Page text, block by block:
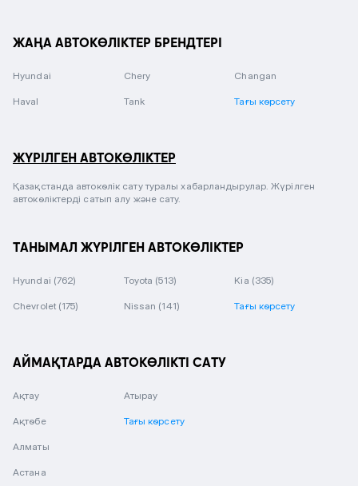
ЖАҢА АВТОКӨЛІКТЕР БРЕНДТЕРІ
Hyundai Chery Changan
Haval Tank Тағы көрсету
ЖҮРІЛГЕН АВТОКӨЛІКТЕР
Қазақстанда автокөлік сату туралы хабарландырулар. Жүрілген
автокөліктерді сатып алу және сату.
ТАНЫМАЛ ЖҮРІЛГЕН АВТОКӨЛІКТЕР
Hyundai (762) Toyota (513) Kia (335)
Chevrolet (175) Nissan (141) Тағы көрсету
АЙМАҚТАРДА АВТОКӨЛІКТІ САТУ
Ақтау
Ақтөбе
Алматы
Астана
Атырау
Тағы көрсету